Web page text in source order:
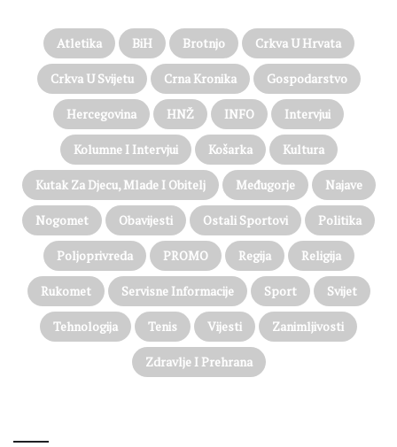
Atletika BiH Brotnjo Crkva U Hrvata
Crkva U Svijetu Crna Kronika Gospodarstvo
Hercegovina HNŽ INFO Intervjui
Kolumne I Intervjui Košarka Kultura
Kutak Za Djecu, Mlade I Obitelj Međugorje Najave
Nogomet Obavijesti Ostali Sportovi Politika
Poljoprivreda PROMO Regija Religija
Rukomet Servisne Informacije Sport Svijet
Tehnologija Tenis Vijesti Zanimljivosti
Zdravlje I Prehrana